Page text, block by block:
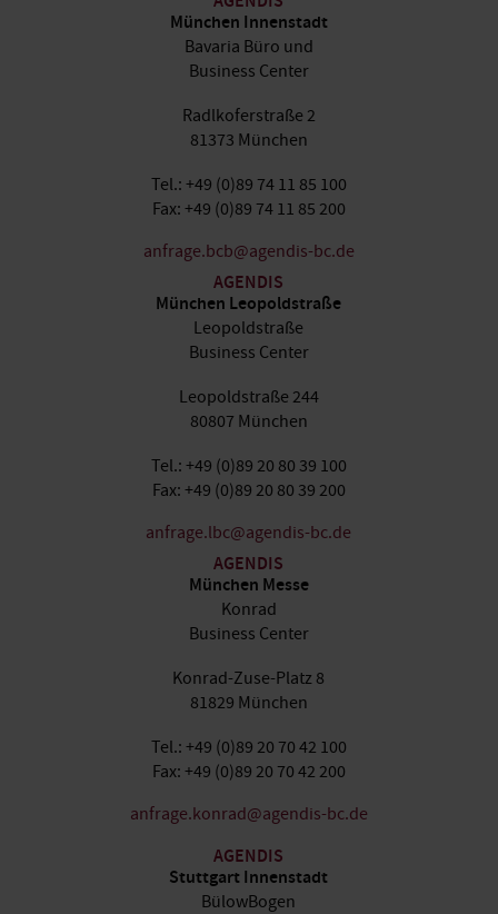
München Innenstadt
Bavaria Büro und
Business Center
Radlkoferstraße 2
81373 München
Tel.: +49 (0)89 74 11 85 100
Fax: +49 (0)89 74 11 85 200
anfrage.bcb@agendis-bc.de
AGENDIS
München Leopoldstraße
Leopoldstraße
Business Center
Leopoldstraße 244
80807 München
Tel.: +49 (0)89 20 80 39 100
Fax: +49 (0)89 20 80 39 200
anfrage.lbc@agendis-bc.de
AGENDIS
München Messe
Konrad
Business Center
Konrad-Zuse-Platz 8
81829 München
Tel.: +49 (0)89 20 70 42 100
Fax: +49 (0)89 20 70 42 200
anfrage.konrad@agendis-bc.de
AGENDIS
Stuttgart Innenstadt
BülowBogen